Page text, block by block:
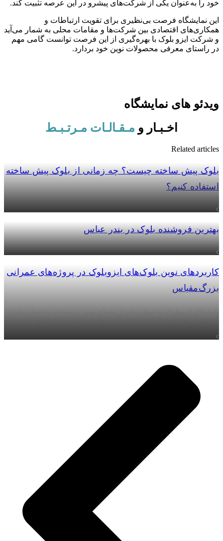
خود را به‌عنوان یکی از شرکت‌های پیشرو در این عرصه تثبیت کند.
این نمایشگاه فرصت بی‌نظیری برای تقویت ارتباطات و
همکاری‌های اقتصادی بین شرکت‌ها و مقامات محلی به شمار می‌آید
و شرکت ایزو بلوک با بهره‌گیری از این فرصت توانست گامی مهم
در راستای معرفی محصولات نوین خود بردارد.
ویدئو های نمایشگاه
اخـبـار و مـقـالـات مـرتـبـط
Related articles
بلوک پیش ساخته چیست؟ چه زمانی از بلوک پیش ساخته
استفاده کنیم؟
بهترین فروشنده بلوک در بندر عباس
مشاهده بیشتر
کاربردهای نوین بلوک‌های ایزوبلوک در پروژه‌های عمرانی
بزرگ‌مقیاس
حرارتی و صوتی، و سازگاری با محیط زیست، به سرعت جایگاه ویژه‌ای در